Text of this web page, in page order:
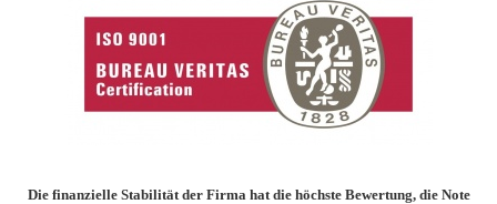
Die finanzielle Stabilität der Firma hat die höchste Bewertung, die Note